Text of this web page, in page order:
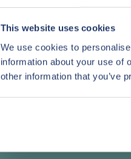
This website uses cookies
We use cookies to
information about your use of
other information that you’ve